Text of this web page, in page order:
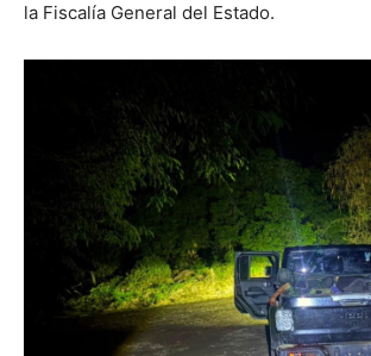
la Fiscalía General del Estado.